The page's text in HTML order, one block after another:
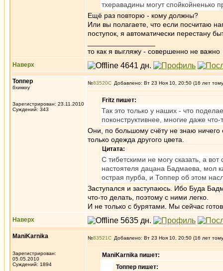
тхеравадины могут спойкойненько
Ещё раз повторю - кому должны?
Или вы полагаете, что если посчитаю
поступок, я автоматически перестану
то как я выгляжу - совершенно не важно
Наверх
Топпер
бхиккху
Зарегистрирован: 23.11.2010
Суждений: 343
№83520 Добавлено: Вт 23 Ноя 10, 20:50 (16 лет
Fritz пишет:
Так это только у наших - что
поконструктивнее, многие даже
Они, по большому счёту не знаю
только одежда другого цвета.
Цитата:
С тибетскими не могу сказать, а
настоятеля дацана Бадмаева, мол
острая пурба, и Топпер об этом
Заступался и заступаюсь. Ибо Буда
что-то делать, поэтому с ними легко.
И не только с бурятами. Мы сейчас
Наверх
ManiKarnika
Зарегистрирован:
05.05.2010
Суждений: 1894
№83521 Добавлено: Вт 23 Ноя 10, 20:50 (16 лет
ManiKarnika пишет:
Топпер пишет: